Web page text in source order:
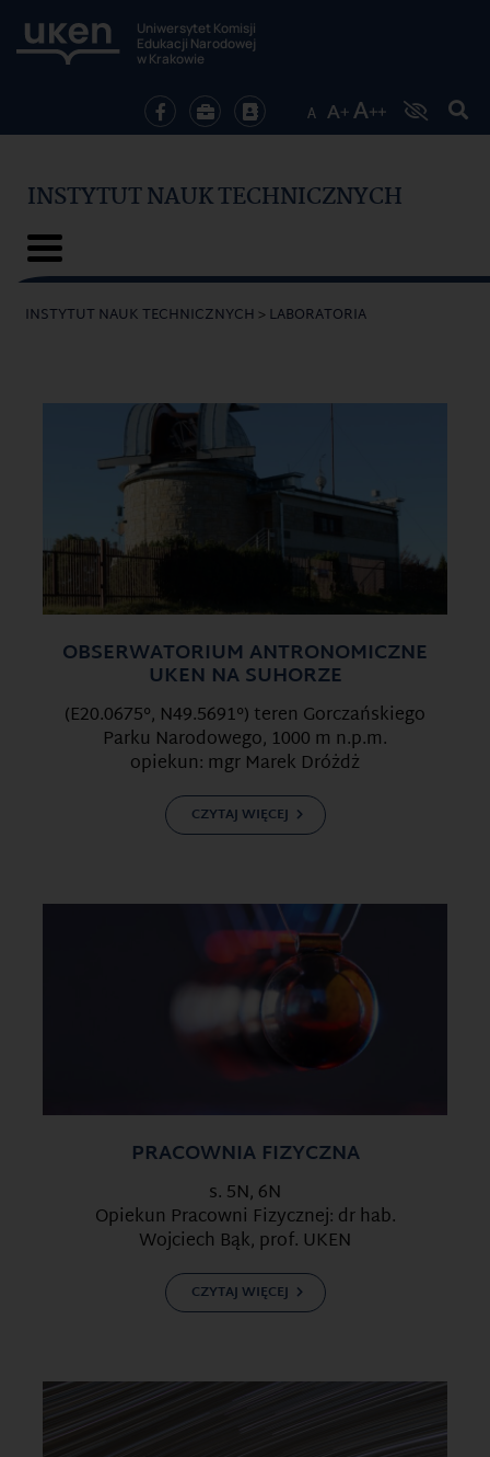
Uniwersytet Komisji
Edukacji Narodowej
w Krakowie
INSTYTUT NAUK TECHNICZNYCH
INSTYTUT NAUK TECHNICZNYCH >LABORATORIA
OBSERWATORIUM ANTRONOMICZNE
UKEN NA SUHORZE
(E20.0675°, N49.5691°) teren Gorczańskiego
Parku Narodowego, 1000 m n.p.m.
opiekun: mgr Marek Dróżdż
CZYTAJ WIĘCEJ
PRACOWNIA FIZYCZNA
s. 5N, 6N
Opiekun Pracowni Fizycznej: dr hab.
Wojciech Bąk, prof. UKEN
CZYTAJ WIĘCEJ